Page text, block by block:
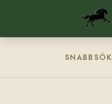
SNABBSÖK